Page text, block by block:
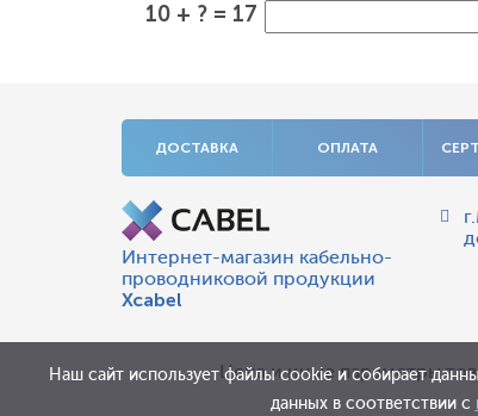
10 + ? = 17
ДОСТАВКА ОПЛАТА
Интернет-магазин кабельно-
проводниковой продукции
Xcabel
Цена и иные параметры
Наш сайт использует файлы cookie и собирает
данных в соответствии с